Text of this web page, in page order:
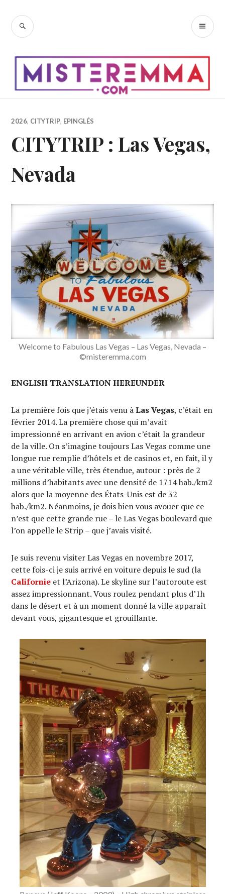
contenu
RECHERCHE
2026, CITYTRIP, EPINGLÉS
CITYTRIP : Las Vegas,
Nevada
Welcome to Fabulous Las Vegas – Las Vegas, Nevada –
©misteremma.com
ENGLISH TRANSLATION HEREUNDER
La première fois que j’étais venu àLas Vegas, c’était en
février 2014. La première chose qui m’avait
impressionné en arrivant en avion c’était la grandeur
de la ville. On s’imagine toujours Las Vegas comme une
longue rue remplie d’hôtels et de casinos et, en fait, il y
a une véritable ville, très étendue, autour : près de 2
millions d’habitants avec une densité de 1714 hab./km2
alors que la moyenne des États-Unis est de 32
hab./km2. Néanmoins, je dois bien vous avouer que ce
n’est que cette grande rue – le Las Vegas boulevard que
l’on appelle le Strip – que j’avais visité.
Je suis revenu visiter Las Vegas en novembre 2017,
cette fois-ci je suis arrivé en voiture depuis le sud (la
Californie et l’Arizona). Le skyline sur l’autoroute est
assez impressionnant. Vous roulez pendant plus d’1h
dans le désert et à un moment donné la ville apparaît
devant vous, gigantesque et grouillante.